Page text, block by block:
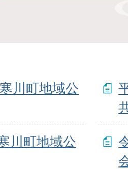
川町地域公
川町地域公